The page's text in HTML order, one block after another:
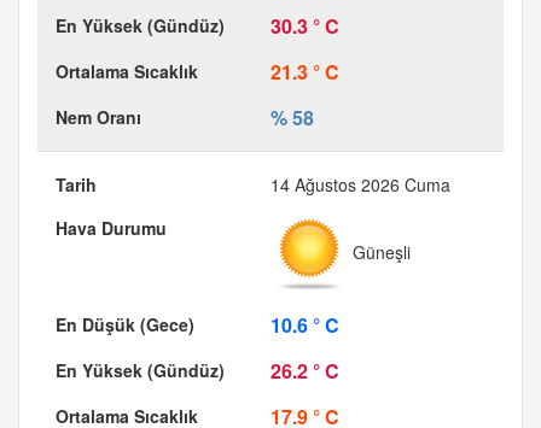
30.3 ° C
21.3 ° C
% 58
14 Ağustos 2026 Cuma
Güneşli
10.6 ° C
26.2 ° C
17.9 ° C